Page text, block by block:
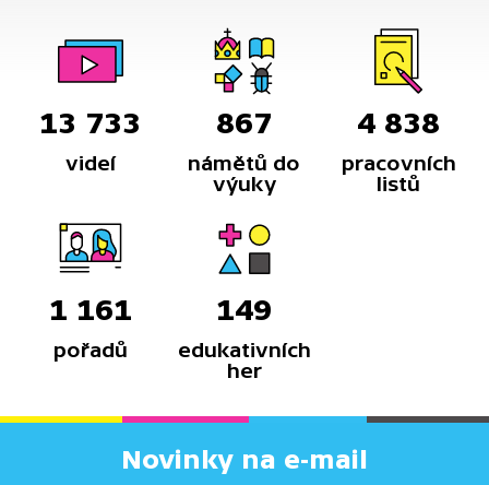
13 733
videí
867
námětů do
výuky
4 838
pracovních
listů
1 161
pořadů
149
edukativních
her
Novinky na e-mail